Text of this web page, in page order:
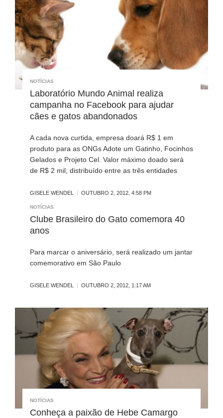
NOTÍCIAS
Laboratório Mundo Animal realiza
campanha no Facebook para ajudar
cães e gatos abandonados
A cada nova curtida, empresa doará R$ 1 em
produto para as ONGs Adote um Gatinho, Focinhos
Gelados e Projeto Cel. Valor máximo doado será
de R$ 2 mil, distribuído entre as três entidades
GISELE WENDEL OUTUBRO 2, 2012, 4:58 PM
NOTÍCIAS
Clube Brasileiro do Gato comemora 40
anos
Para marcar o aniversário, será realizado um jantar
comemorativo em São Paulo
GISELE WENDEL OUTUBRO 2, 2012, 1:17 AM
NOTÍCIAS
Conheça a paixão de Hebe Camargo